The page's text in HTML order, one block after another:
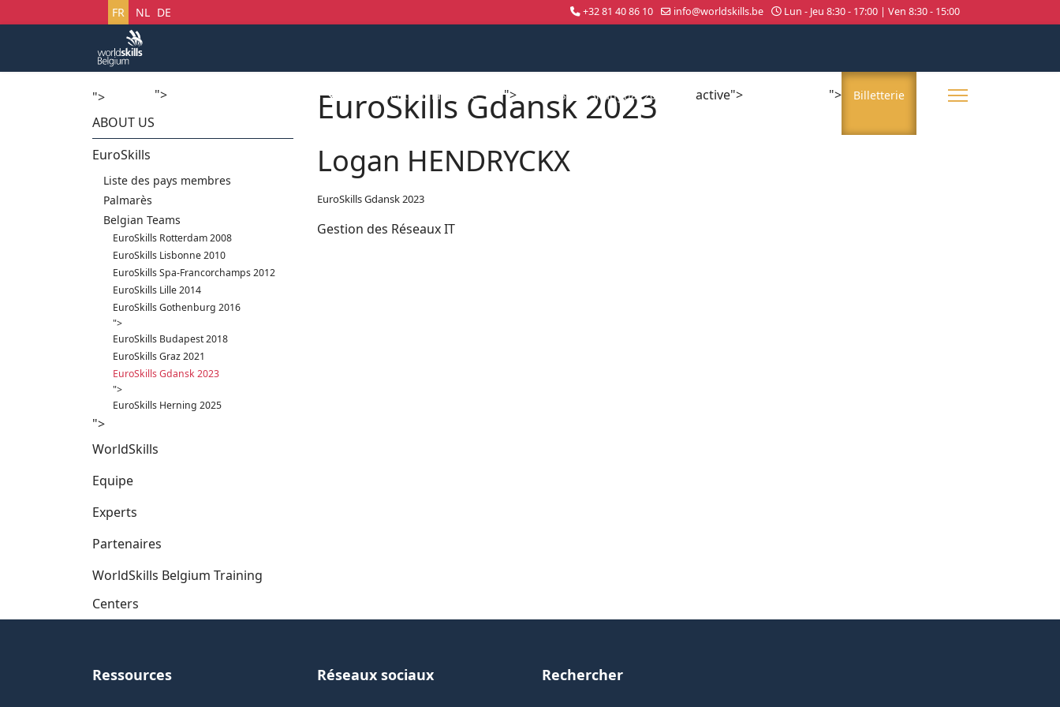
Sélectionnez votre langue
FR NL DE +32 81 40 86 10 info@worldskills.be Lun - Jeu 8:30 - 17:00 | Ven 8:30 - 15:00
"> Startech's Days Compétition nationale "> WorldSkills Shanghai 2026 active"> "> Billetterie
">
ABOUT US
EuroSkills
Liste des pays membres
Palmarès
Belgian Teams
EuroSkills Rotterdam 2008
EuroSkills Lisbonne 2010
EuroSkills Spa-Francorchamps 2012
EuroSkills Lille 2014
EuroSkills Gothenburg 2016
">
EuroSkills Budapest 2018
EuroSkills Graz 2021
EuroSkills Gdansk 2023
">
EuroSkills Herning 2025
">
WorldSkills
Equipe
Experts
Partenaires
WorldSkills Belgium Training
Centers
EuroSkills Gdansk 2023
Logan HENDRYCKX
EuroSkills Gdansk 2023
Gestion des Réseaux IT
Ressources Réseaux sociaux Rechercher